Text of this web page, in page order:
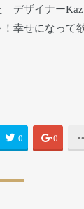
デザイナー
幸せになって
0 0